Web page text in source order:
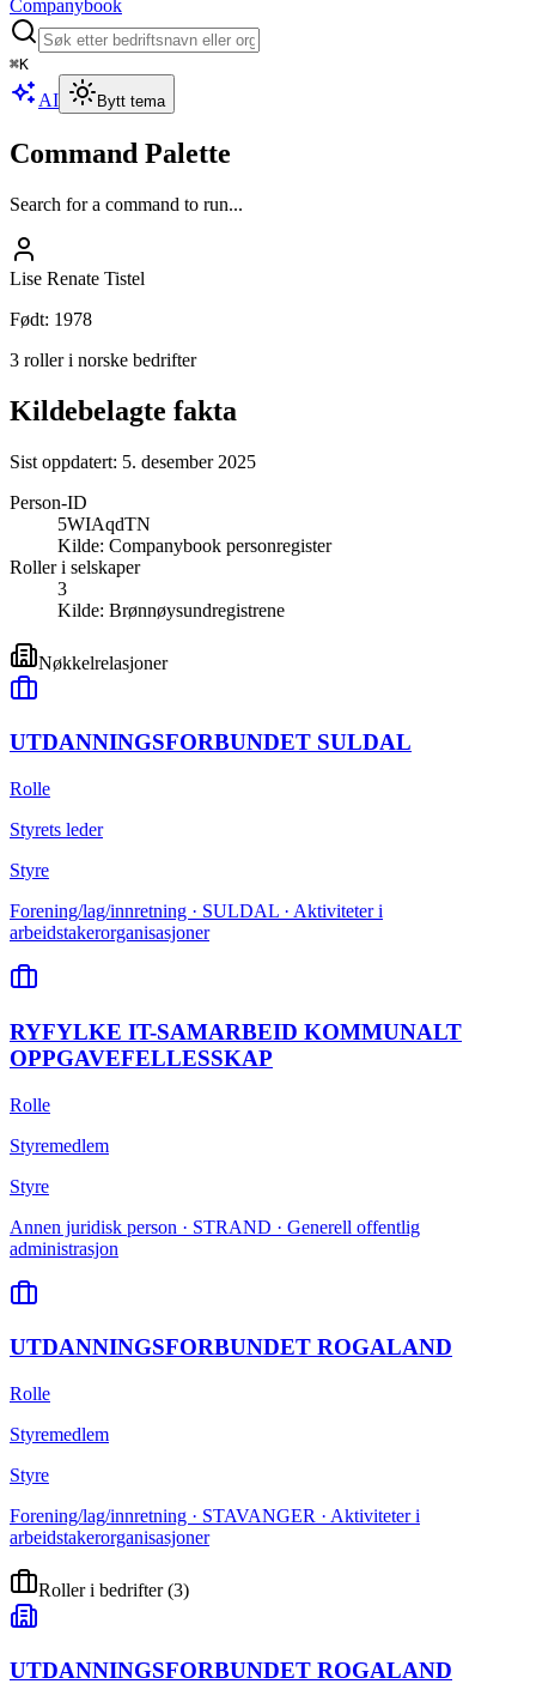
Companybook
⌘K
AI Bytt tema
Command Palette
Search for a command to run...
Lise Renate Tistel
Født: 1978
3 roller i norske bedrifter
Kildebelagte fakta
Sist oppdatert: 5. desember 2025
Person-ID
5WIAqdTN
Kilde: Companybook personregister
Roller i selskaper
3
Kilde: Brønnøysundregistrene
Nøkkelrelasjoner
UTDANNINGSFORBUNDET SULDAL
Rolle
Styrets leder
Styre
Forening/lag/innretning · SULDAL · Aktiviteter i
arbeidstakerorganisasjoner
RYFYLKE IT-SAMARBEID KOMMUNALT
OPPGAVEFELLESSKAP
Rolle
Styremedlem
Styre
Annen juridisk person · STRAND · Generell offentlig
administrasjon
UTDANNINGSFORBUNDET ROGALAND
Rolle
Styremedlem
Styre
Forening/lag/innretning · STAVANGER · Aktiviteter i
arbeidstakerorganisasjoner
Roller i bedrifter(3)
UTDANNINGSFORBUNDET ROGALAND